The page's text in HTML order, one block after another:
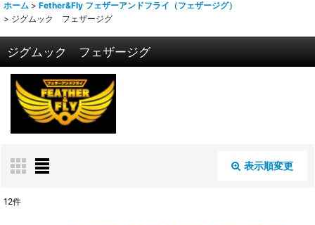
ホーム > Fether&Fly フェザーアンドフライ（フェザージグ）
> ジグムック フェザージグ
ジグムック フェザージグ
表示順変更
12件